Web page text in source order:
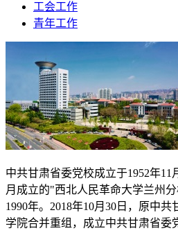
工会工作
青年工作
中共甘肃省委党校成立于1952年11
月成立的"西北人民革命大学兰州
1990年。 2018年10月 30 日，原中共
学院合并重组，成立中共甘肃省委